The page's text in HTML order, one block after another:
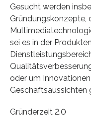
Gesucht werden
Gründungskonzepte,
sei es in der
oder um
Geschäftsaussichten
Gründerzeit 2.0